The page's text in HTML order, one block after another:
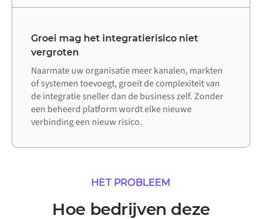
Groei mag het integratierisico niet
vergroten
Naarmate uw organisatie meer kanalen, markten
of systemen toevoegt, groeit de complexiteit van
de integratie sneller dan de business zelf. Zonder
een beheerd platform wordt elke nieuwe
verbinding een nieuw risico.
HET PROBLEEM
Hoe bedrijven deze